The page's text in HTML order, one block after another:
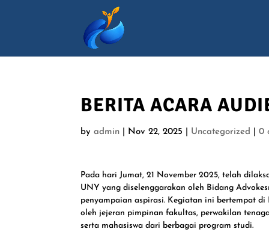
BERITA ACARA
byadmin Nov 22, 2025 Uncategorized |0
Pada hari Jumat, 21 November 2025, telah
UNY yang diselenggarakan oleh Bidang
penyampaian aspirasi. Kegiatan ini bertempat
oleh jejeran pimpinan fakultas, perwakilan
serta mahasiswa dari berbagai program studi.